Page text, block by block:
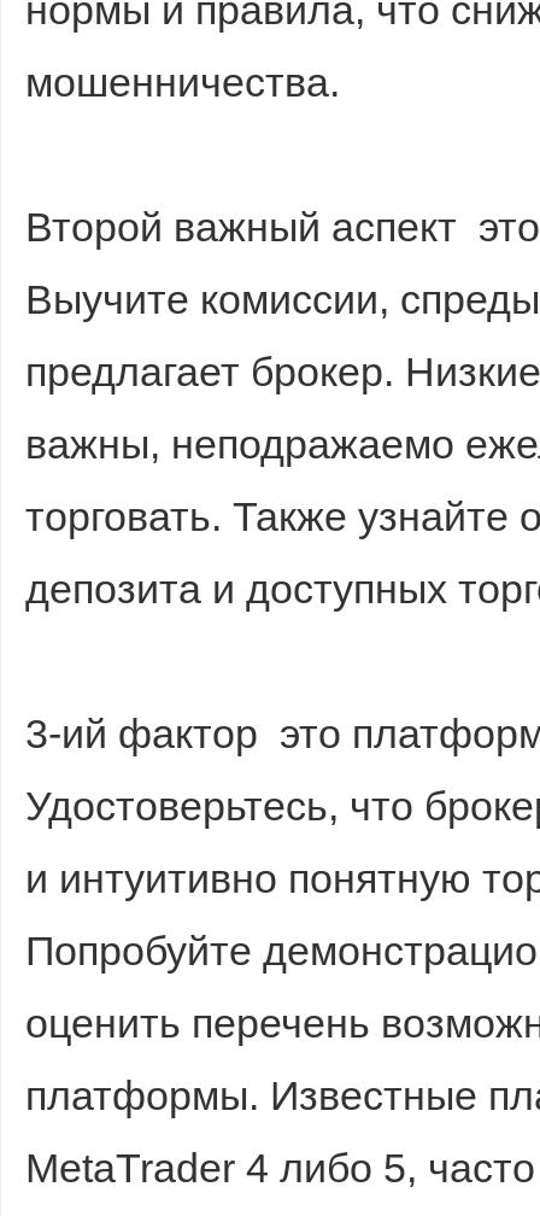
нормы и правила, что
мошенничества.
Второй важный аспект
Выучите комиссии,
предлагает брокер.
важны, неподражаемо
торговать. Также
депозита и доступных
3-ий фактор это
Удостоверьтесь, что
и интуитивно понятную
Попробуйте
оценить перечень
платформы. Известные
MetaTrader 4 либо 5,